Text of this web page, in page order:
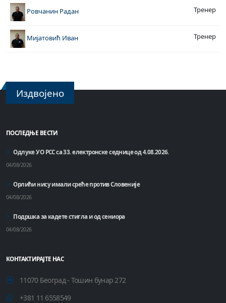
Ровчанин Радан Тренер
Мијатовић Иван Тренер
Издвојено
ПОСЛЕДЊЕ ВЕСТИ
Одлуке УО РСС са 33. електронске седнице од 4.08.2026.
04/08/2026
Орлићи нису имали среће против Словеније
04/08/2026
Подршка за кадете стигла и од сениора
04/08/2026
КОНТАКТИРАЈТЕ НАС
11070 Београд - Тошин бунар 272
+381 11 6558549